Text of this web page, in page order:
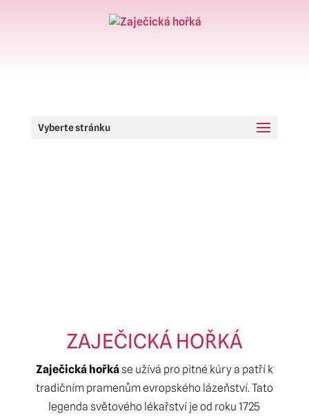
Vyberte stránku
ZAJEČICKÁ HOŘKÁ
Zaječická hořkáse užívá pro pitné kúry a patří k
tradičním pramenům evropského lázeňství. Tato
legenda světového lékařství je od roku 1725